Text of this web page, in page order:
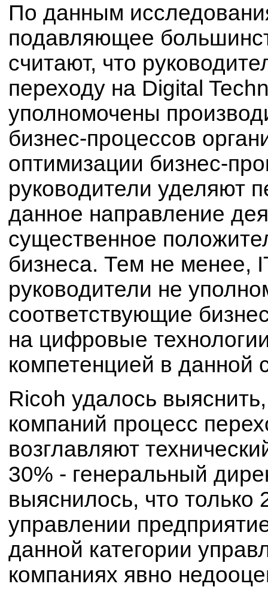
По данным
подавляющее
считают, что
переходу на Digital
уполномочены
бизнес-процессов
оптимизации бизнес-
руководители уделяют
данное направление
существенное
бизнеса. Тем не менее,
руководители не
соответствующие
на цифровые
компетенцией в данной
Ricoh удалось
компаний процесс
возглавляют
30% - генеральный
выяснилось, что только
управлении
данной категории
компаниях явно